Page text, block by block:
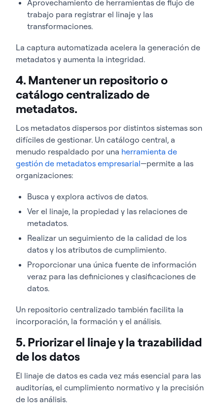
Aprovechamiento de herramientas de flujo de
trabajo para registrar el linaje y las
transformaciones.
La captura automatizada acelera la generación de
metadatos y aumenta la integridad.
4. Mantener un repositorio o
catálogo centralizado de
metadatos.
Los metadatos dispersos por distintos sistemas son
difíciles de gestionar. Un catálogo central, a
menudo respaldado por una herramienta de
gestión de metadatos empresarial—permite a las
organizaciones:
Busca y explora activos de datos.
Ver el linaje, la propiedad y las relaciones de
metadatos.
Realizar un seguimiento de la calidad de los
datos y los atributos de cumplimiento.
Proporcionar una única fuente de información
veraz para las definiciones y clasificaciones de
datos.
Un repositorio centralizado también facilita la
incorporación, la formación y el análisis.
5. Priorizar el linaje y la trazabilidad
de los datos
El linaje de datos es cada vez más esencial para las
auditorías, el cumplimiento normativo y la precisión
de los análisis.